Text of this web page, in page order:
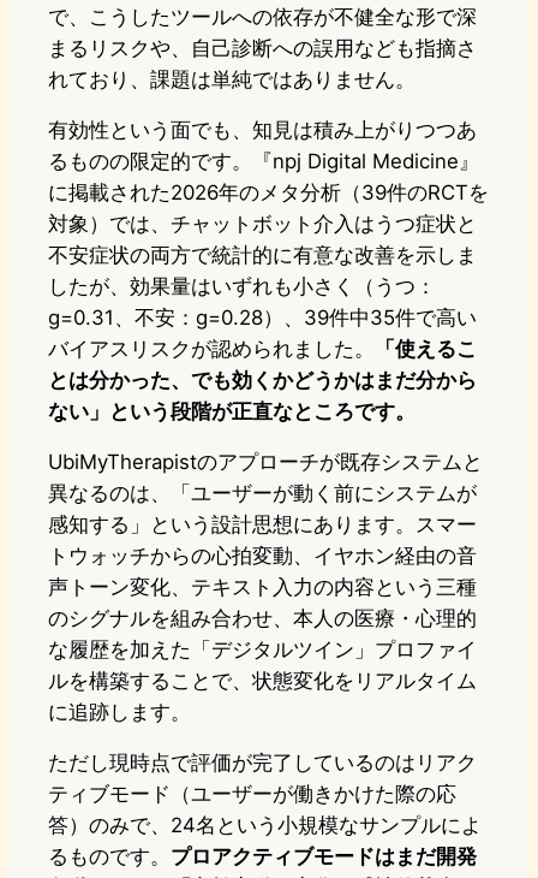
で、こうしたツールへの依存が不健全な形で深
まるリスクや、自己診断への誤用なども指摘さ
れており、課題は単純ではありません。
有効性という面でも、知見は積み上がりつつあ
るものの限定的です。『npj Digital Medicine』
に掲載された2026年のメタ分析（39件のRCTを
対象）では、チャットボット介入はうつ症状と
不安症状の両方で統計的に有意な改善を示しま
したが、効果量はいずれも小さく（うつ：
g=0.31、不安：g=0.28）、39件中35件で高い
バイアスリスクが認められました。
「使えるこ
とは分かった、でも効くかどうかはまだ分から
ない」という段階が正直なところです。
UbiMyTherapistのアプローチが既存システムと
異なるのは、「ユーザーが動く前にシステムが
感知する」という設計思想にあります。スマー
トウォッチからの心拍変動、イヤホン経由の音
声トーン変化、テキスト入力の内容という三種
のシグナルを組み合わせ、本人の医療・心理的
な履歴を加えた「デジタルツイン」プロファイ
ルを構築することで、状態変化をリアルタイム
に追跡します。
ただし現時点で評価が完了しているのはリアク
ティブモード（ユーザーが働きかけた際の応
答）のみで、24名という小規模なサンプルによ
るものです。 プロアクティブモードはまだ開発